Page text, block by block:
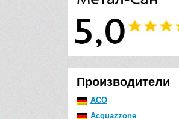
Производители
ACO
Acquazzone